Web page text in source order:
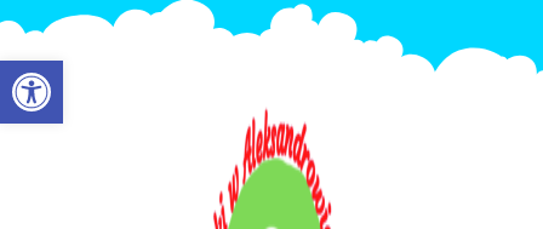
Otwórz pasek narzędzi